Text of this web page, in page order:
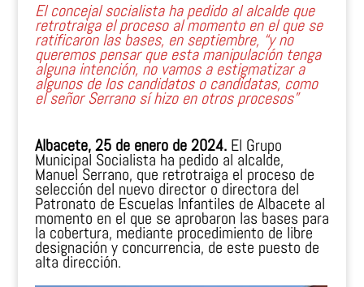
El concejal socialista ha pedido al alcalde que
retrotraiga el proceso al momento en el que se
ratificaron las bases, en septiembre, “y no
queremos pensar que esta manipulación tenga
alguna intención, no vamos a estigmatizar a
algunos de los candidatos o candidatas, como
el señor Serrano sí hizo en otros procesos”
Albacete, 25 de enero de 2024.El Grupo
Municipal Socialista ha pedido al alcalde,
Manuel Serrano, que retrotraiga el proceso de
selección del nuevo director o directora del
Patronato de Escuelas Infantiles de Albacete al
momento en el que se aprobaron las bases para
la cobertura, mediante procedimiento de libre
designación y concurrencia, de este puesto de
alta dirección.